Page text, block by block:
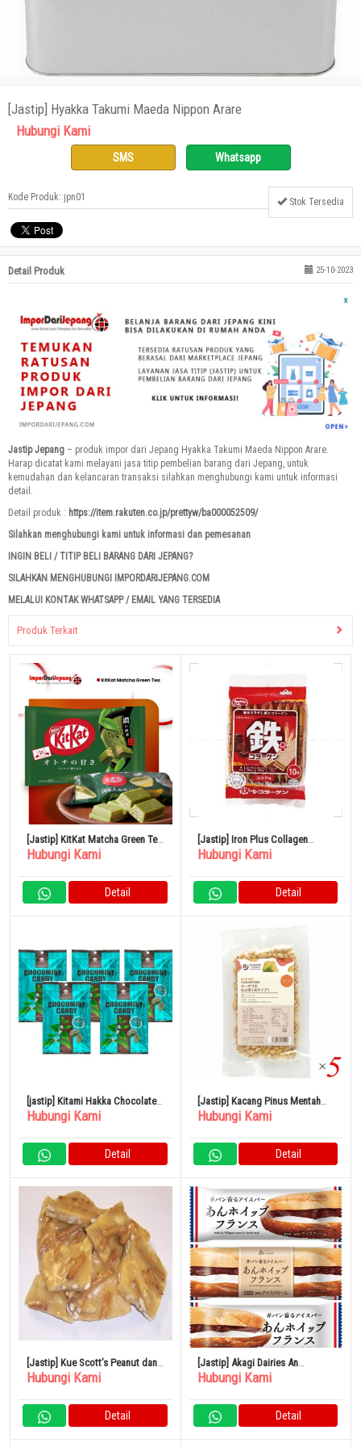
[Jastip] Hyakka Takumi Maeda Nippon Arare
Hubungi Kami
SMS Whatsapp
Kode Produk: jpn01 Stok Tersedia
Detail Produk 25-10-2023
Jastip Jepang – produk impor dari Jepang Hyakka Takumi Maeda Nippon Arare.
Harap dicatat kami melayani jasa titip pembelian barang dari Jepang, untuk
kemudahan dan kelancaran transaksi silahkan menghubungi kami untuk informasi
detail.
Detail produk : https://item.rakuten.co.jp/prettyw/ba000052509/
Silahkan menghubungi kami untuk informasi dan pemesanan
INGIN BELI / TITIP BELI BARANG DARI JEPANG?
SILAHKAN MENGHUBUNGI IMPORDARIJEPANG.COM
MELALUI KONTAK WHATSAPP / EMAIL YANG TERSEDIA
Produk Terkait
[Jastip] KitKat Matcha Green Tea
Jepang
Hubungi Kami
Detail
[Jastip] Iron Plus Collagen
Wafers 10 Pieces
Hubungi Kami
Detail
[jastip] Kitami Hakka Chocolate
Mint Candy 170g x 5 Bag
Hubungi Kami
Detail
[Jastip] Kacang Pinus Mentah
Kacang Osawa 30g Set isi 5
Hubungi Kami
Detail
[Jastip] Kue Scott’s Peanut dan
Pretzel Putih 1 Pound
Hubungi Kami
Detail
[Jastip] Akagi Dairies An
Whipped French 75ml x 24
Hubungi Kami
Detail